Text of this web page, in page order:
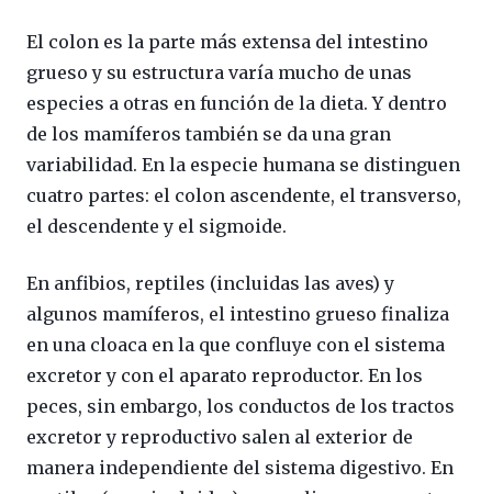
El colon es la parte más extensa del intestino
grueso y su estructura varía mucho de unas
especies a otras en función de la dieta. Y dentro
de los mamíferos también se da una gran
variabilidad. En la especie humana se distinguen
cuatro partes: el colon ascendente, el transverso,
el descendente y el sigmoide.
En anfibios, reptiles (incluidas las aves) y
algunos mamíferos, el intestino grueso finaliza
en una cloaca en la que confluye con el sistema
excretor y con el aparato reproductor. En los
peces, sin embargo, los conductos de los tractos
excretor y reproductivo salen al exterior de
manera independiente del sistema digestivo. En